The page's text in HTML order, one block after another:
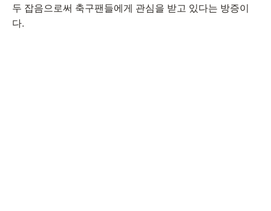
두 잡음으로써 축구팬들에게 관심을 받고 있다는 방증이
다.